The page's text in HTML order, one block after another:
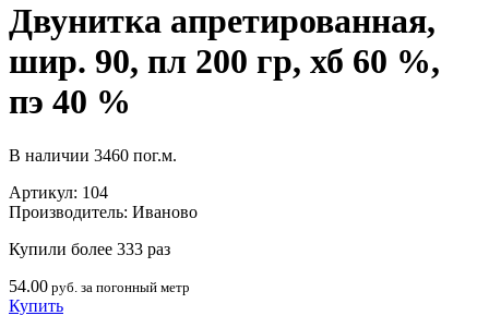
Двунитка апретированная,
шир. 90, пл 200 гр, хб 60 %,
пэ 40 %
В наличии 3460 пог.м.
Артикул: 104
Производитель: Иваново
Купили более 333 раз
54.00 руб. за погонный метр
Купить